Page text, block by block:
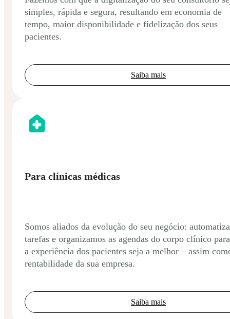
simples, rápida e segura, resultando em economia de
tempo, maior disponibilidade e fidelização dos seus
pacientes.
Saiba mais
Para clínicas médicas
Somos aliados da evolução do seu negócio:
tarefas e organizamos as agendas do corpo clínico
a experiência dos pacientes seja a melhor – assim
rentabilidade da sua empresa.
Saiba mais